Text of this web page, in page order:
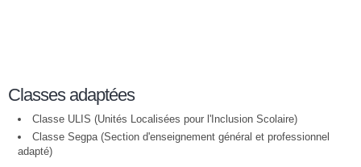
Classes adaptées
Classe ULIS (Unités Localisées pour l'Inclusion Scolaire)
Classe Segpa (Section d'enseignement général et professionnel
adapté)